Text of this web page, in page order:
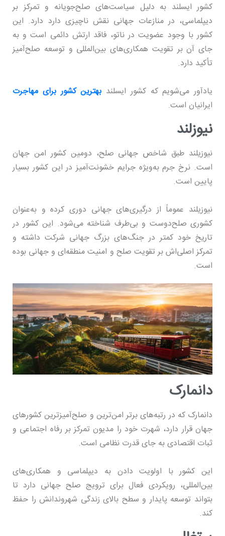
کشور ایسلند به دلیل سیاست‌های صلح‌جویانه و تمرکز بر
دیپلماسی، در منازعات جهانی نقش ناچیزی دارد دارد. این
کشور با وجود عضویت در ناتو، فاقد ارتش دائمی است و به
جای آن بر تقویت همکاری‌های بین‌المللی و توسعه صلح‌آمیز
تأکید دارد.
یادآور می‌شویم که کشور ایسلند بهترین کشور برای مهاجرت
ایرانیان است.
نیوزلند
نیوزیلند طبق شاخص جهانی صلح، دومین کشور امن جهان
است. نرخ جرم به‌ویژه جرایم خشونت‌آمیز در این کشور بسیار
پایین است.
نیوزیلند عموماً از درگیری‌های جهانی دوری کرده و به‌عنوان
کشوری صلح‌دوست و بی‌طرف شناخته می‌شود. این کشور در
تاریخ خود کمتر در جنگ‌های بزرگ جهانی شرکت داشته و
تمرکز اصلی‌اش بر تقویت صلح و امنیت منطقه‌ای و جهانی بوده
است.
دانمارک
دانمارک که در رتبه‌های برتر امن‌ترین و صلح‌آمیزترین کشورهای
جهان قرار دارد، شهرت خود را مدیون تمرکز بر رفاه اجتماعی و
ثبات اقتصادی به جای قدرت نظامی است.
این کشور با اولویت دادن به دیپلماسی و همکاری‌های
بین‌المللی، رویکردی فعال برای ترویج صلح جهانی دارد تا
بتواند توسعه پایدار و سطح بالای زندگی شهروندانش را حفظ
کند.